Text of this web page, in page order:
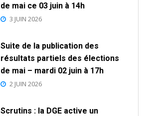
de mai ce 03 juin à 14h
3 JUIN 2026
Suite de la publication des
résultats partiels des élections
de mai – mardi 02 juin à 17h
2 JUIN 2026
Scrutins : la DGE active un